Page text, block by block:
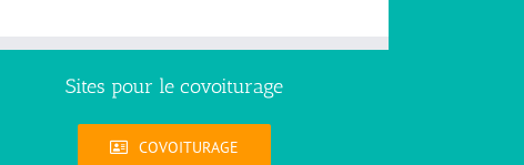
Sites pour le covoiturage
COVOITURAGE